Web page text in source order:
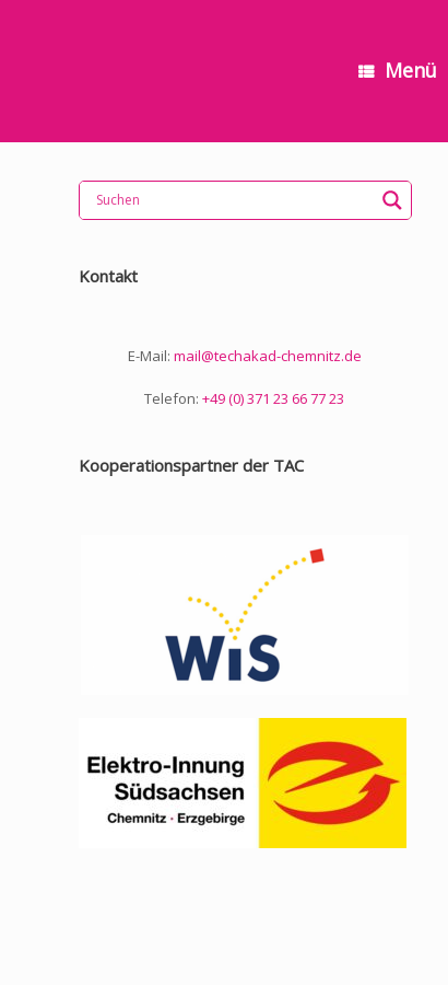
Menü
Kontakt
E-Mail: mail@techakad-chemnitz.de
Telefon:+49 (0) 371 23 66 77 23
Kooperationspartner der TAC